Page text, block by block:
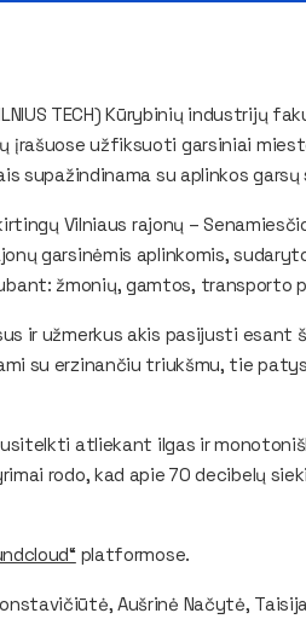
TECH) Kūrybinių industrijų
įrašuose užfiksuoti garsiniai
supažindinama su aplinkos garsų
Vilniaus rajonų –
garsinėmis aplinkomis,
žmonių, gamtos, transporto
ir užmerkus akis pasijusti esant
su erzinančiu triukšmu, tie
atliekant ilgas ir
rodo, kad apie 70 decibelų
platformose.
Aušrinė Načytė,